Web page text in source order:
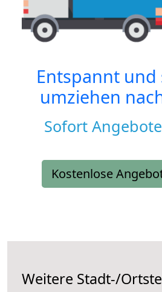
Entspannt und
umziehen
Sofort
Kostenlose
Weitere Stadt-/